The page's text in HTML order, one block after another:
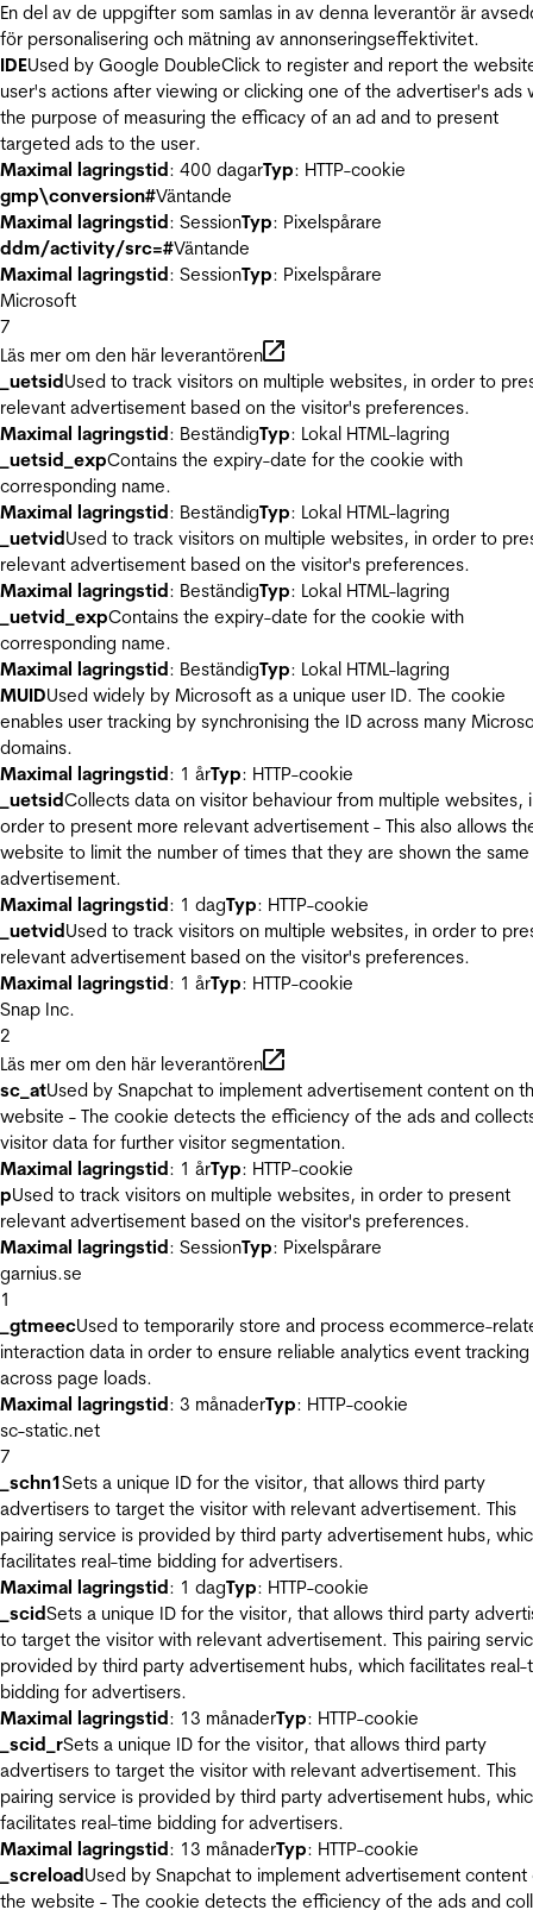
En del av de uppgifter som samlas in av denna leverantör är
för personalisering och mätning av annonseringseffektivitet.
IDEUsed by Google DoubleClick to register and report the
user's actions after viewing or clicking one of the advertiser's ads
the purpose of measuring the efficacy of an ad and to present
targeted ads to the user.
Maximal lagringstid: 400 dagarTyp: HTTP-cookie
gmp\conversion#Väntande
Maximal lagringstid: SessionTyp: Pixelspårare
ddm/activity/src=#Väntande
Maximal lagringstid: SessionTyp: Pixelspårare
Microsoft
7
Läs mer om den här leverantören
_uetsidUsed to track visitors on multiple websites, in order to
relevant advertisement based on the visitor's preferences.
Maximal lagringstid: BeständigTyp: Lokal HTML-lagring
_uetsid_expContains the expiry-date for the cookie with
corresponding name.
Maximal lagringstid: BeständigTyp: Lokal HTML-lagring
_uetvidUsed to track visitors on multiple websites, in order to
relevant advertisement based on the visitor's preferences.
Maximal lagringstid: BeständigTyp: Lokal HTML-lagring
_uetvid_expContains the expiry-date for the cookie with
corresponding name.
Maximal lagringstid: BeständigTyp: Lokal HTML-lagring
MUIDUsed widely by Microsoft as a unique user ID. The cookie
enables user tracking by synchronising the ID across many
domains.
Maximal lagringstid: 1 årTyp: HTTP-cookie
_uetsidCollects data on visitor behaviour from multiple websites,
order to present more relevant advertisement - This also allows
website to limit the number of times that they are shown the same
advertisement.
Maximal lagringstid: 1 dagTyp: HTTP-cookie
_uetvidUsed to track visitors on multiple websites, in order to
relevant advertisement based on the visitor's preferences.
Maximal lagringstid: 1 årTyp: HTTP-cookie
Snap Inc.
2
Läs mer om den här leverantören
sc_atUsed by Snapchat to implement advertisement content on
website - The cookie detects the efficiency of the ads and
visitor data for further visitor segmentation.
Maximal lagringstid: 1 årTyp: HTTP-cookie
pUsed to track visitors on multiple websites, in order to present
relevant advertisement based on the visitor's preferences.
Maximal lagringstid: SessionTyp: Pixelspårare
garnius.se
1
_gtmeecUsed to temporarily store and process ecommerce-
interaction data in order to ensure reliable analytics event tracking
across page loads.
Maximal lagringstid: 3 månaderTyp: HTTP-cookie
sc-static.net
7
_schn1Sets a unique ID for the visitor, that allows third party
advertisers to target the visitor with relevant advertisement. This
pairing service is provided by third party advertisement hubs,
facilitates real-time bidding for advertisers.
Maximal lagringstid: 1 dagTyp: HTTP-cookie
_scidSets a unique ID for the visitor, that allows third party
to target the visitor with relevant advertisement. This pairing
provided by third party advertisement hubs, which facilitates real-
bidding for advertisers.
Maximal lagringstid: 13 månaderTyp: HTTP-cookie
_scid_rSets a unique ID for the visitor, that allows third party
advertisers to target the visitor with relevant advertisement. This
pairing service is provided by third party advertisement hubs,
facilitates real-time bidding for advertisers.
Maximal lagringstid: 13 månaderTyp: HTTP-cookie
_screloadUsed by Snapchat to implement advertisement content
the website - The cookie detects the efficiency of the ads and